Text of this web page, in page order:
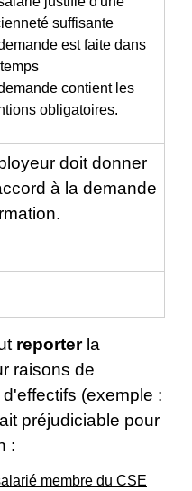
suffisante
est faite dans
contient les
obligatoires.
doit donner
à la demande
reporterla
raisons de
(exemple :
préjudiciable pour
:
membre du CSE